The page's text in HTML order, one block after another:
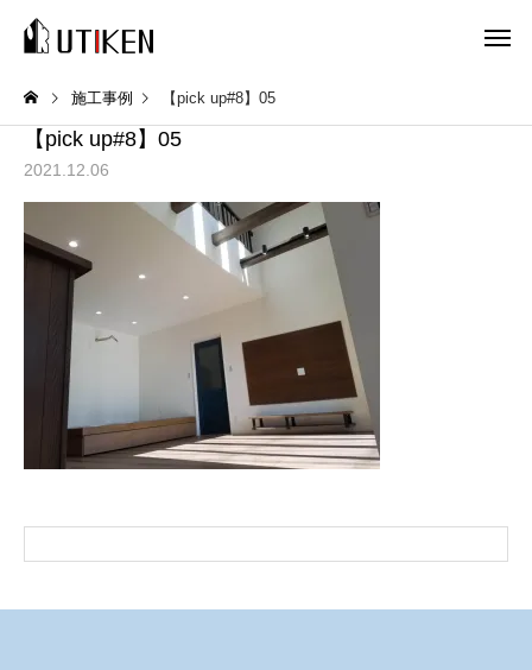
施工事例 【pick up#8】05
【pick up#8】05
2021.12.06